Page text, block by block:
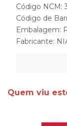
Código NCM:
Código de
Embalagem:
Fabricante:
Quem viu